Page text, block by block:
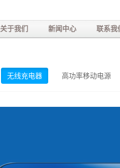
关于我们 新闻中心 联系我
无线充电器 高功率移动电源